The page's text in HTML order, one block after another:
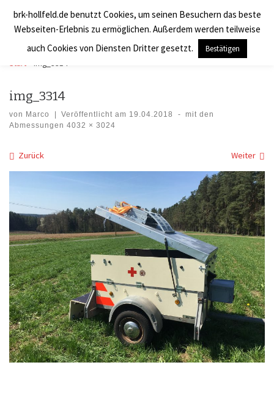
Zum Inhalt springen
BRK Hollfeld LogV
Search
Start img_3314
img_3314
von Marco Veröffentlicht am 19.04.2018 - mit den
Abmessungen 4032 × 3024
Bilder Navigation
Zurück Weiter
brk-hollfeld.de benutzt Cookies, um seinen Besuchern das beste
Webseiten-Erlebnis zu ermöglichen. Außerdem werden teilweise
auch Cookies von Diensten Dritter gesetzt.
Bestätigen